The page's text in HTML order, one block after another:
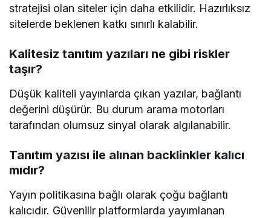
stratejisi olan siteler için daha etkilidir. Hazırlıksız
sitelerde beklenen katkı sınırlı kalabilir.
Kalitesiz tanıtım yazıları ne gibi riskler
taşır?
Düşük kaliteli yayınlarda çıkan yazılar, bağlantı
değerini düşürür. Bu durum arama motorları
tarafından olumsuz sinyal olarak algılanabilir.
Tanıtım yazısı ile alınan backlinkler kalıcı
mıdır?
Yayın politikasına bağlı olarak çoğu bağlantı
kalıcıdır. Güvenilir platformlarda yayımlanan